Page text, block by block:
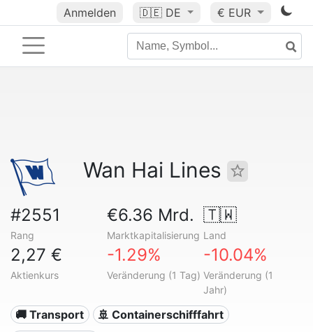
Anmelden 🇩🇪 DE € EUR
Wan Hai Lines
#2551
Rang
€6.36 Mrd.
Marktkapitalisierung
🇹🇼
Land
2,27 €
Aktienkurs
-1.29%
Veränderung (1 Tag)
-10.04%
Veränderung (1
Jahr)
🚚 Transport
🚢 Containerschifffahrt